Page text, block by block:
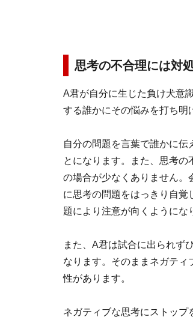
思考の不合理には対
A君が自分に生じた負け犬意
する誰かにその悩みを打ち明
自分の問題を言葉で誰かに伝
とになります。また、思考
の場合が少なくありません。
に思考の問題をはっきり自覚
題により注意が向くようにな
また、A君は試合に出られず
なります。そのままネガテ
性があります。
ネガティブな思考にストップ